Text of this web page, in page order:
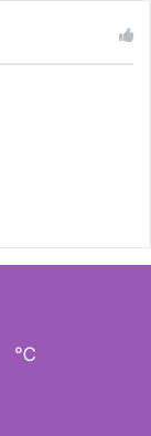
℃